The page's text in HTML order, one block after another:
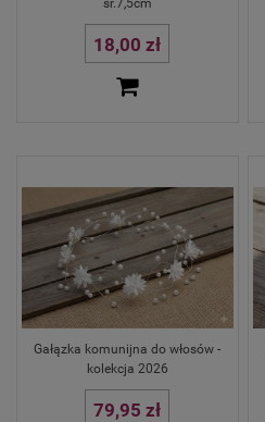
18,00 zł
Gałązka komunijna do włosów -
kolekcja 2026
79,95 zł